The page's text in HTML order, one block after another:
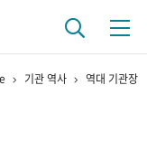
기관 역사 역대 기관장